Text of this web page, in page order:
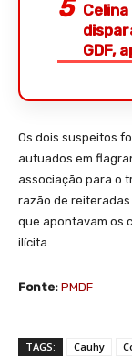
GDF,
Os dois suspeitos
autuados em
associação para o
razão de
que apontavam os
ilícita.
Fonte: PMDF
TAGS: Cauhy